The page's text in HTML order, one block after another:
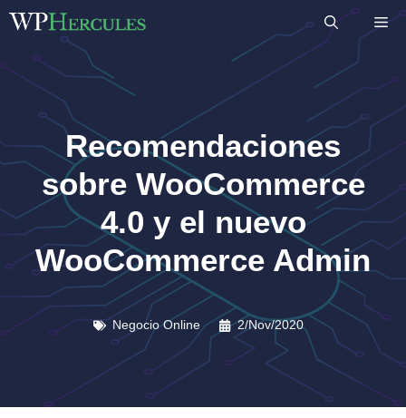
Saltar
contenido
Recomendaciones
sobre WooCommerce
4.0 y el nuevo
WooCommerce Admin
Negocio Online 2/Nov/2020